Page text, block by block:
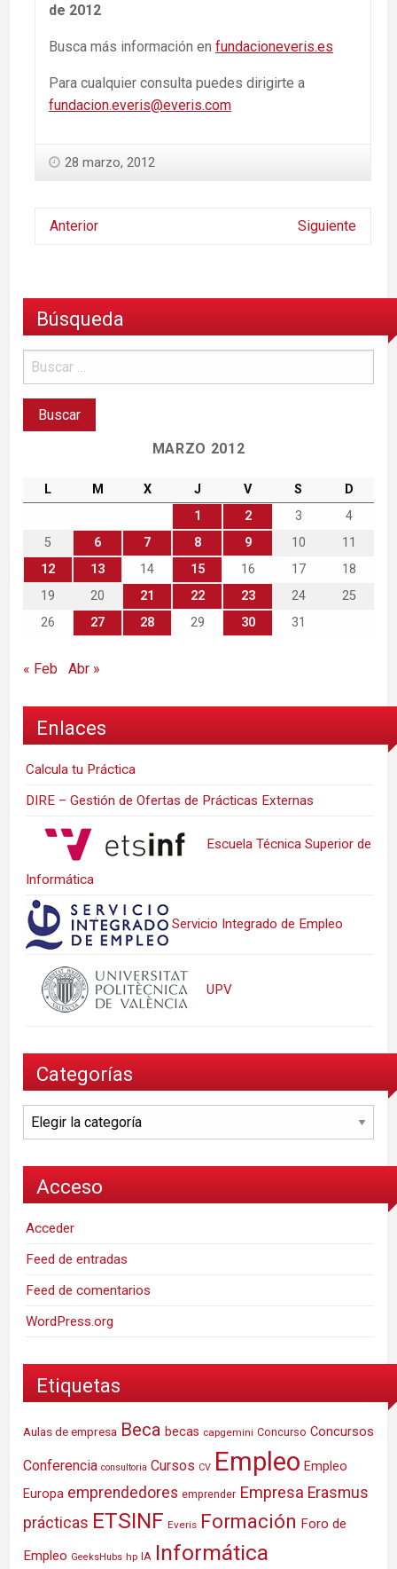
de 2012
Busca más información en fundacioneveris.es
Para cualquier consulta puedes dirigirte a
fundacion.everis@everis.com
28 marzo, 2012
Anterior Siguiente
Búsqueda
MARZO 2012
L M X J V S
D
1
2 3
4
5
6 7 8 9 10
11
12
13 14 15 16 17
18
19
20 21 22 23 24
25
26
27 28 29 30 31
« Feb Abr »
Enlaces
Calcula tu Práctica
DIRE – Gestión de Ofertas de Prácticas Externas
Escuela Técnica Superior de
Informática
Servicio Integrado de Empleo
UPV
Categorías
Categorías
Acceso
Acceder
Feed de entradas
Feed de comentarios
WordPress.org
Etiquetas
Aulas de empresa Beca becas capgemini Concurso Concursos
Conferencia consultoria Cursos CV Empleo Empleo
Europa emprendedores emprender Empresa Erasmus
prácticas ETSINF Everis Formación Foro de
Empleo GeeksHubs hp IA Informática